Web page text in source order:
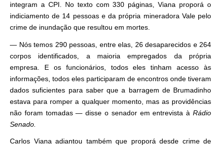
integram a CPI. No texto com 330 páginas, Viana proporá o
indiciamento de 14 pessoas e da própria mineradora Vale pelo
crime de inundação que resultou em mortes.
— Nós temos 290 pessoas, entre elas, 26 desaparecidos e 264
corpos identificados, a maioria empregados da própria
empresa. E os funcionários, todos eles tinham acesso às
informações, todos eles participaram de encontros onde tiveram
dados suficientes para saber que a barragem de Brumadinho
estava para romper a qualquer momento, mas as providências
não foram tomadas — disse o senador em entrevista à Rádio
Senado.
Carlos Viana adiantou também que proporá desde crime de